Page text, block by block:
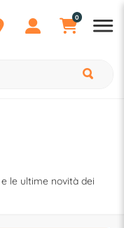
0
le ultime novità dei